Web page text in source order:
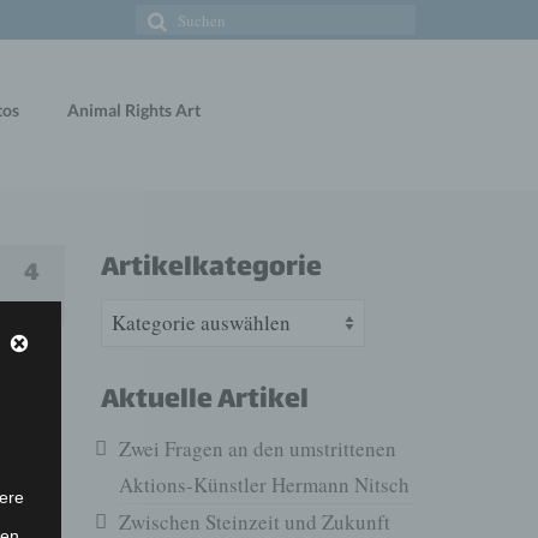
Suche
nach:
Animal Rights Art
4
FEB 2018
für
Artikelkategorie
Artikelkategorie
Aktuelle Artikel
Zwei Fragen an den umstrittenen
Aktions-Künstler Hermann Nitsch
Zwischen Steinzeit und Zukunft